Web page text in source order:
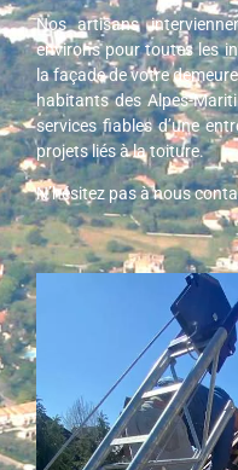
Nos artisans
environs pour toutes les
la façade de votre
habitants des Alpes-
services fiables d’une
projets liés à la toiture.
N’hésitez pas à nous